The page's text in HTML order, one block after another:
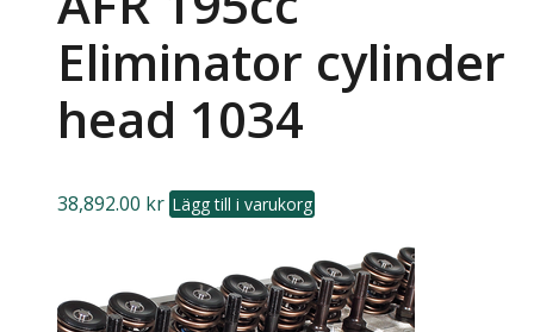
Eliminator cylinder
head 1034
38,892.00 kr Lägg till i varukorg